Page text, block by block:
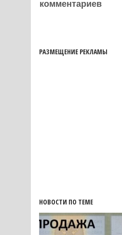
комментариев
РАЗМЕЩЕНИЕ РЕКЛАМЫ
НОВОСТИ ПО ТЕМЕ